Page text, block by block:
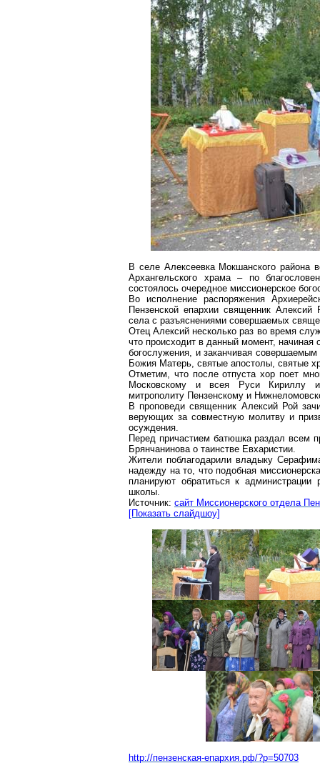
В селе Алексеевка Мокшанского района
Архангельского храма – по
состоялось очередное миссионерское
Во исполнение распоряжения
Пензенской епархии священник
села с разъяснениями совершаемых
Отец Алексий несколько раз во время
что происходит в данный момент, начиная
богослужения, и заканчивая совершаемым
Божия Матерь, святые апостолы, святые
Отметим, что после отпуста хор поет
Московскому и всея Руси Кириллу
митрополиту Пензенскому и
В проповеди священник Алексий Рой
верующих за совместную молитву и
осуждения.
Перед причастием батюшка раздал всем
Брянчанинова о таинстве Евхаристии.
Жители поблагодарили владыку
надежду на то, что подобная
планируют обратиться к
школы.
Источник: сайт Миссионерского отдела
[Показать слайдшоу]
http://пензенская-епархия.рф/?p=50703